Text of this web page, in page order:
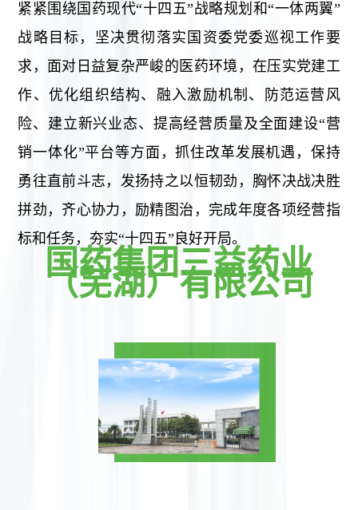
紧紧围绕国药现代“十四五”战略规划和“一体两翼”
战略目标，坚决贯彻落实国资委党委巡视工作要
求，面对日益复杂严峻的医药环境，在压实党建工
作、优化组织结构、融入激励机制、防范运营风
险、建立新兴业态、提高经营质量及全面建设“营
销一体化”平台等方面，抓住改革发展机遇，保持
勇往直前斗志，发扬持之以恒韧劲，胸怀决战决胜
拼劲，齐心协力，励精图治，完成年度各项经营指
标和任务，夯实“十四五”良好开局。
国药集团三益药业
（芜湖）有限公司